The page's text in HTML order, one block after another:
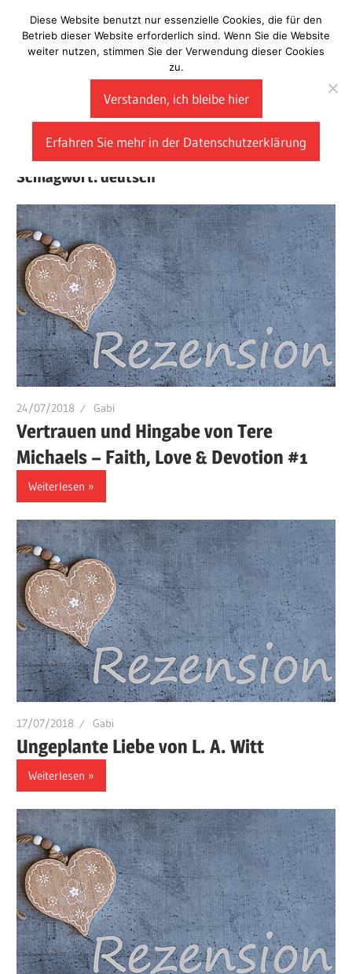
Inhalt
springen
Laberladen
Schlagwort:deutsch
24/07/2018 Gabi
Vertrauen und Hingabe von Tere
Michaels – Faith, Love & Devotion #1
Weiterlesen
17/07/2018 Gabi
Ungeplante Liebe von L. A. Witt
Weiterlesen
Diese Website benutzt nur essenzielle Cookies, die für den
Betrieb dieser Website erforderlich sind. Wenn Sie die Website
weiter nutzen, stimmen Sie der Verwendung dieser Cookies
zu.
Verstanden, ich bleibe hier
Erfahren Sie mehr in der Datenschutzerklärung